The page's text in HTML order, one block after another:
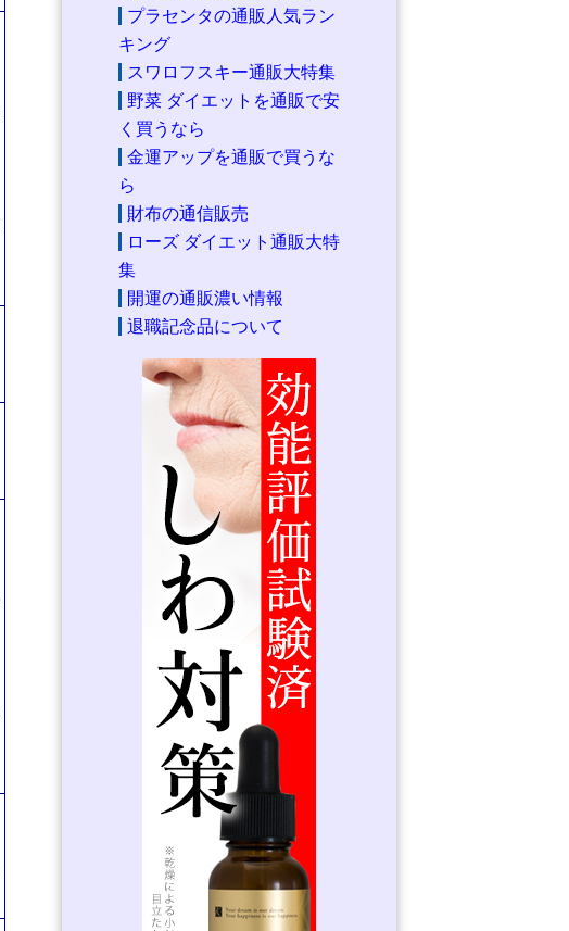
プラセンタの通販人気ラン
キング
スワロフスキー通販大特集
野菜 ダイエットを通販で安
く買うなら
金運アップを通販で買うな
ら
財布の通信販売
ローズ ダイエット通販大特
集
開運の通販濃い情報
退職記念品について